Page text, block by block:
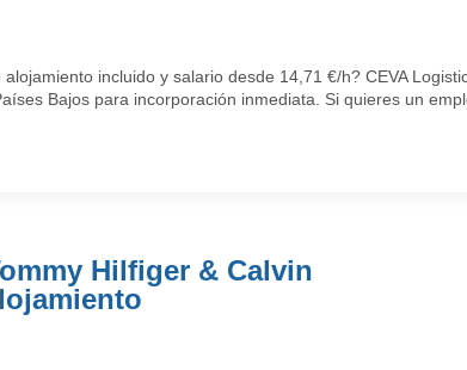
incluido y salario desde 14,71 €/h? CEVA
Bajos para incorporación inmediata. Si quieres un
Hilfiger & Calvin